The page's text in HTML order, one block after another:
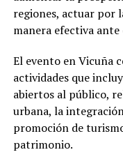
regiones, actuar por
manera efectiva ante
El evento en Vicuña
actividades que
abiertos al público,
urbana, la
promoción de
patrimonio.